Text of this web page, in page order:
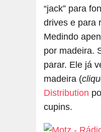
“jack” para
drives e para
Medindo
por madeira.
parar. Ele já
madeira (
Distribution
cupins.